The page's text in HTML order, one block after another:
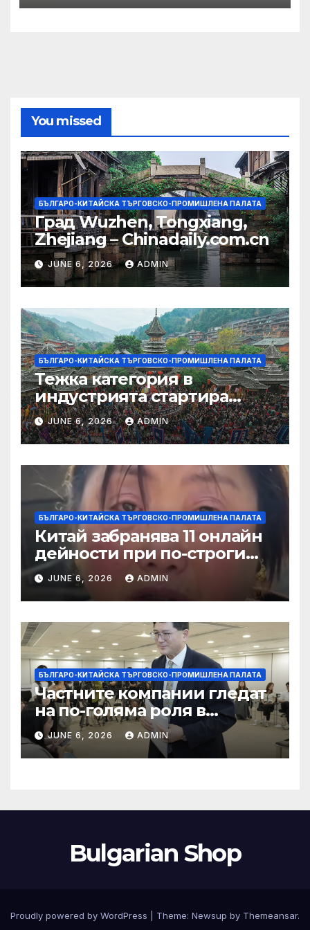
You missed
БЪЛГАРО-КИТАЙСКА ТЪРГОВСКО-ПРОМИШЛЕНА ПАЛАТА
Град Wuzhen, Tongxiang,
Zhejiang – Chinadaily.com.cn
JUNE 6, 2026 ADMIN
БЪЛГАРО-КИТАЙСКА ТЪРГОВСКО-ПРОМИШЛЕНА ПАЛАТА
Тежка категория в
индустрията стартира
алианс за космическа
слънчева енергия
JUNE 6, 2026 ADMIN
БЪЛГАРО-КИТАЙСКА ТЪРГОВСКО-ПРОМИШЛЕНА ПАЛАТА
Китай забранява 11 онлайн
дейности при по-строги
правила за ограничаване на
слуховете и
кибернасилниците
JUNE 6, 2026 ADMIN
БЪЛГАРО-КИТАЙСКА ТЪРГОВСКО-ПРОМИШЛЕНА ПАЛАТА
Частните компании гледат
на по-голяма роля в
стратегическата
енергетика
JUNE 6, 2026 ADMIN
Bulgarian Shop
Proudly powered by WordPress Theme: Newsup by Themeansar.